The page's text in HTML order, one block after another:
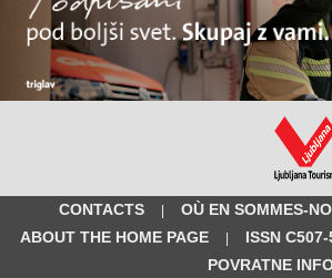
CONTACTS | OÙ EN SOMMES-
ABOUT THE HOME PAGE
| ISSN
POVRATNE